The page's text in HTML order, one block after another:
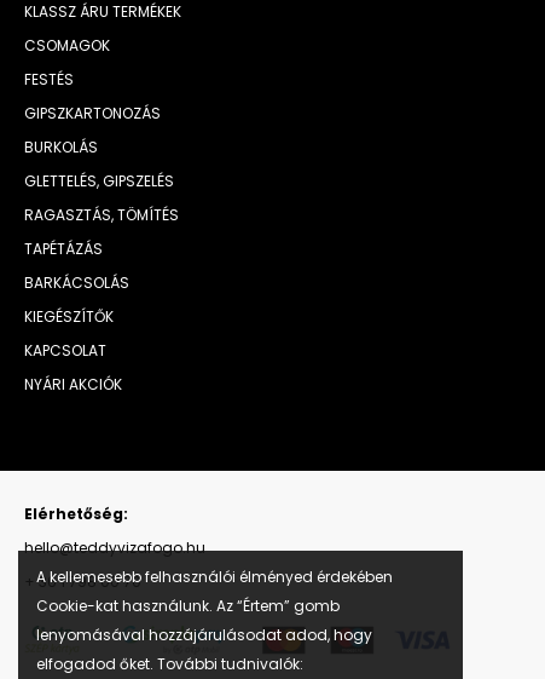
KLASSZ ÁRU TERMÉKEK
CSOMAGOK
FESTÉS
GIPSZKARTONOZÁS
BURKOLÁS
GLETTELÉS, GIPSZELÉS
RAGASZTÁS, TÖMÍTÉS
TAPÉTÁZÁS
BARKÁCSOLÁS
KIEGÉSZÍTŐK
KAPCSOLAT
NYÁRI AKCIÓK
Elérhetőség:
hello@teddyvizafogo.hu
+ 36 1 798 00 70
A kellemesebb felhasználói élményed érdekében
Cookie-kat használunk. Az “Értem” gomb
lenyomásával hozzájárulásodat adod, hogy
elfogadod őket. További tudnivalók: